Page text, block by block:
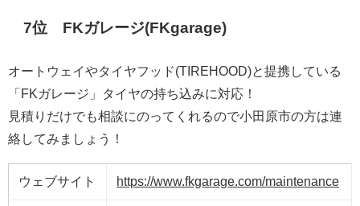
7位 FKガレージ(FKgarage)
オートウェイやタイヤフッド(TIREHOOD)と提携している
「FKガレージ」タイヤの持ち込みに対応！
見積りだけでも相談にのってくれるので小田原市の方は連
絡してみましょう！
ウェブサイト https://www.fkgarage.com/maintenance